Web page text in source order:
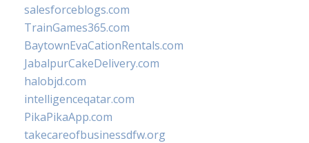
salesforceblogs.com
TrainGames365.com
BaytownEvaCationRentals.com
JabalpurCakeDelivery.com
halobjd.com
intelligenceqatar.com
PikaPikaApp.com
takecareofbusinessdfw.org